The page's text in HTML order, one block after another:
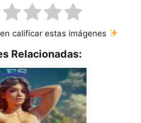
calificar estas imágenes
Relacionadas: